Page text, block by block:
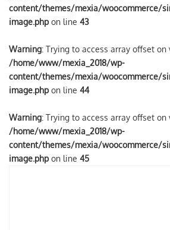
content/themes/mexia/woocommerce/
image.phpon line 43
Warning: Trying to access array offset
/home/www/mexia_2018/wp-
content/themes/mexia/woocommerce/
image.phpon line 44
Warning: Trying to access array offset
/home/www/mexia_2018/wp-
content/themes/mexia/woocommerce/
image.phpon line 45